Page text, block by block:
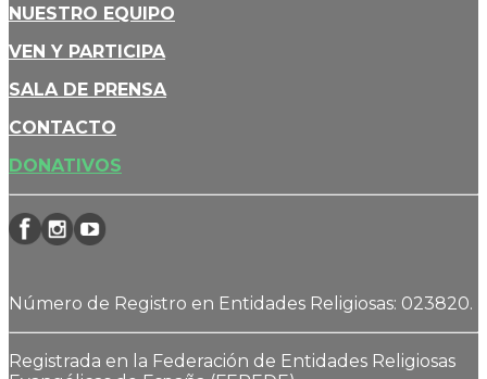
NUESTRO EQUIPO
VEN Y PARTICIPA
SALA DE PRENSA
CONTACTO
DONATIVOS
Número de Registro en Entidades Religiosas: 023820.
Registrada en la Federación de Entidades Religiosas